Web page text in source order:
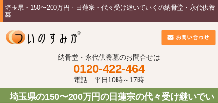
埼玉県・150〜200万円・日蓮宗・代々受け継いでいくの納骨堂・永代供養
墓
納骨堂・永代供養墓のお問合せは
0120-422-464
電話：平日10時～17時
埼玉県の150〜200万円の日蓮宗の代々受け継いでい